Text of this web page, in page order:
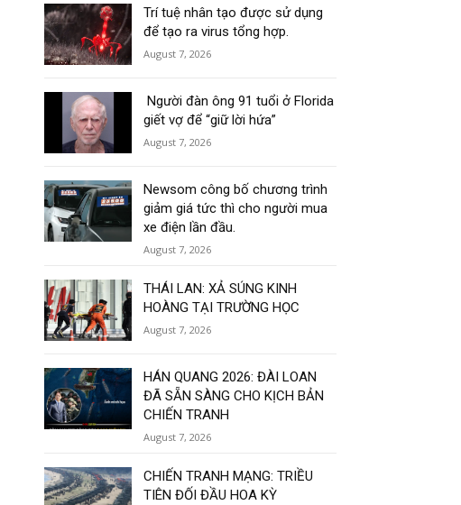
Trí tuệ nhân tạo được sử dụng
để tạo ra virus tổng hợp.
August 7, 2026
Người đàn ông 91 tuổi ở Florida
giết vợ để “giữ lời hứa”
August 7, 2026
Newsom công bố chương trình
giảm giá tức thì cho người mua
xe điện lần đầu.
August 7, 2026
THÁI LAN: XẢ SÚNG KINH
HOÀNG TẠI TRƯỜNG HỌC
August 7, 2026
HÁN QUANG 2026: ĐÀI LOAN
ĐÃ SẴN SÀNG CHO KỊCH BẢN
CHIẾN TRANH
August 7, 2026
CHIẾN TRANH MẠNG: TRIỀU
TIÊN ĐỐI ĐẦU HOA KỲ